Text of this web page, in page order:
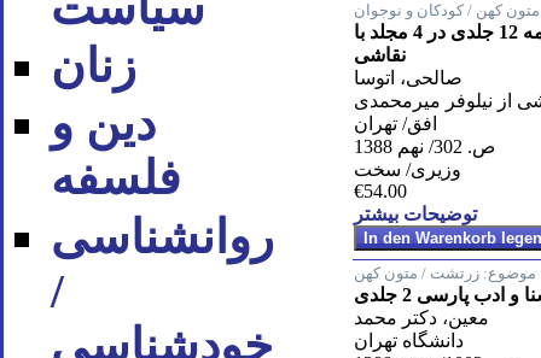
زنان
دین و
فلسفه
روان‪شناسی
/
خودشناسی
متون کهن / کودکان و نوجوان
قصه های شاهنامه 12 جلدی در 4 مجلد با
نقاشی
صالحی، اتوسا
از نیلوفر میرمحمدی
افق/ تهران
ص. 302/ نهم 1388
وزیری/ سخت
€54.00
توضیحات بیشتر
موضوع: زرتشت / متون کهن
و ادب پارسی 2 جلدی
معین، دکتر محمد
دانشگاه تهران